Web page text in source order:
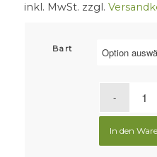
inkl. MwSt. zzgl.
Bart
In den